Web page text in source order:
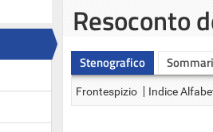
Resoconto
Stenografico
Frontespizio Indice